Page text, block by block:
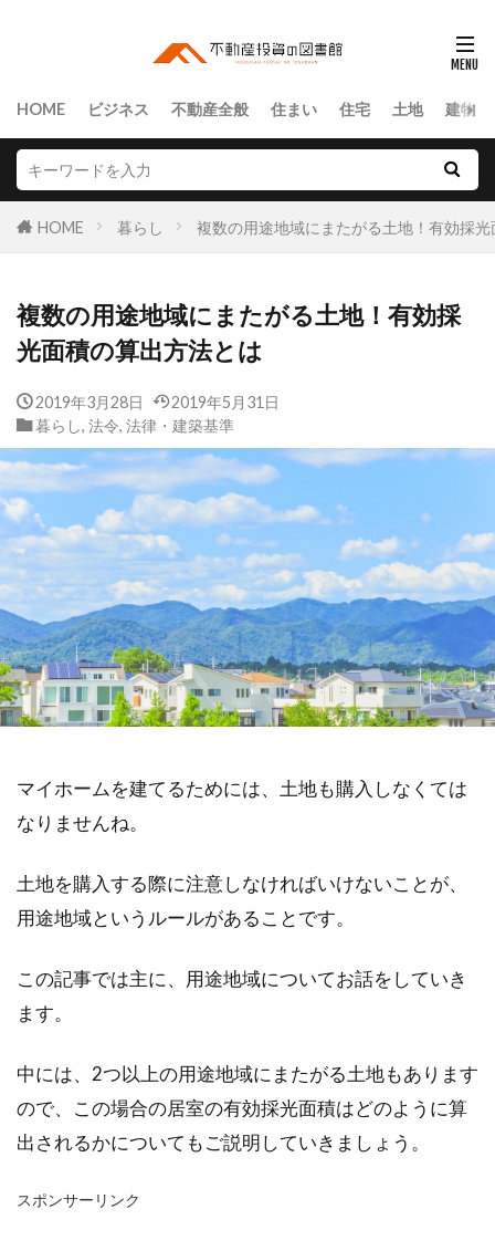
HOME ビジネス 不動産全般 住まい 住宅 土地 建物
HOME 暮らし 複数の用途地域にまたがる土地！有効採
複数の用途地域にまたがる土地！有効採
光面積の算出方法とは
2019年3月28日
2019年5月31日
暮らし, 法令, 法律・建築基準
マイホームを建てるためには、土地も購入しなくては
なりませんね。
土地を購入する際に注意しなければいけないことが、
用途地域というルールがあることです。
この記事では主に、用途地域についてお話をしていき
ます。
中には、2つ以上の用途地域にまたがる土地もあります
ので、この場合の居室の有効採光面積はどのように算
出されるかについてもご説明していきましょう。
スポンサーリンク